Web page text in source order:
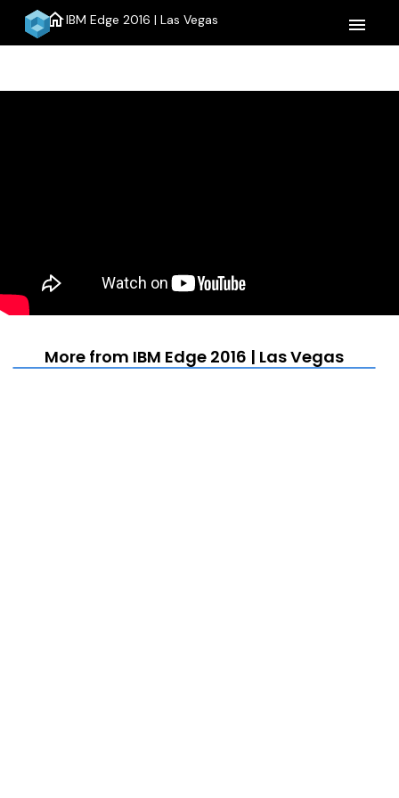
homeIBM Edge 2016 | Las Vegas menu
More from IBM Edge 2016 | Las Vegas